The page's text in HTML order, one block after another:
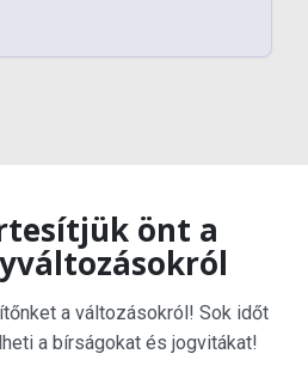
önt a
a változásokról! Sok időt
a bírságokat és jogvitákat!